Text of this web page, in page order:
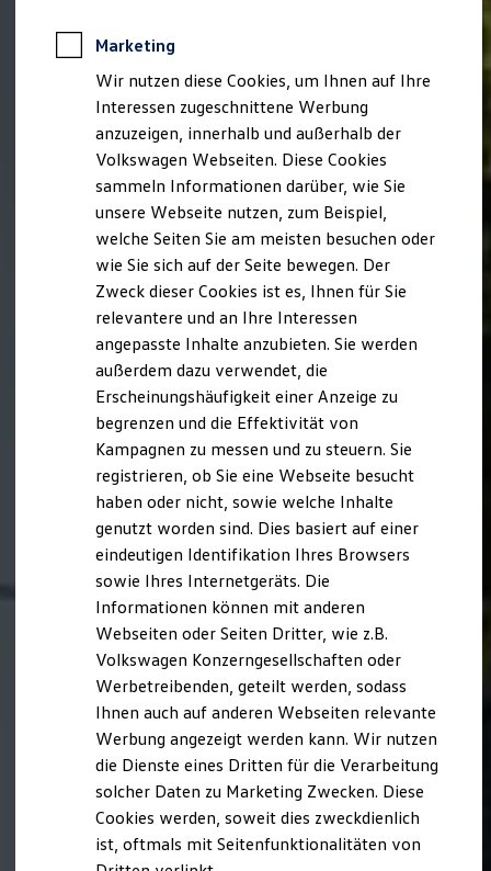
Notdienst und Pannenhilfe
Software, Konnektivität & Apps
California App
VW Connect für Ihren ID. Buzz
VW Connect für Ihren Transporter/Caravelle
VW Connect für Ihren Amarok
VW Connect für andere Modelle
Connect Pro
Fleet Interface Data
Multistop Pathfinder
Übersicht Software Updates
Digitales Bordbuch
Fahrerassistenz- und Sicherheitssysteme
Kontrollleuchten
Batterieverordnung
XTL-Dieselkraftstoff
Ersatzteile und Betriebsflüssigkeiten
Original Zubehör und Lifestyle Produkte
myVolkswagen
myVolkswagen Business
Elektrisch & Autonom
Elektro - & Hybridfahrzeuge
Unser Ansatz
Klimafreundlicher Strom
Reichweite & Ladelösungen
Reichweitensimulator
Ladezeitensimulator
Ladelösungen für Privatkunden
Ladelösungen für Gewerbekunden
Bidirektionales Laden
Förderung & Kosten der Elektrofahrzeuge
Fördermöglichkeiten für Privatkunden
Kostensimulator
Autonomes Fahren
Mehr zum ID. Buzz
California Welt
California Club
California Magazin & Ratgeber
Marketing
Wir nutzen diese Cookies, um Ihnen auf Ihre
Interessen zugeschnittene Werbung
anzuzeigen, innerhalb und außerhalb der
Volkswagen Webseiten. Diese Cookies
sammeln Informationen darüber, wie Sie
unsere Webseite nutzen, zum Beispiel,
welche Seiten Sie am meisten besuchen oder
wie Sie sich auf der Seite bewegen. Der
Zweck dieser Cookies ist es, Ihnen für Sie
relevantere und an Ihre Interessen
angepasste Inhalte anzubieten. Sie werden
außerdem dazu verwendet, die
Erscheinungshäufigkeit einer Anzeige zu
begrenzen und die Effektivität von
Kampagnen zu messen und zu steuern. Sie
registrieren, ob Sie eine Webseite besucht
haben oder nicht, sowie welche Inhalte
genutzt worden sind. Dies basiert auf einer
eindeutigen Identifikation Ihres Browsers
sowie Ihres Internetgeräts. Die
Informationen können mit anderen
Webseiten oder Seiten Dritter, wie z.B.
Volkswagen Konzerngesellschaften oder
Werbetreibenden, geteilt werden, sodass
Ihnen auch auf anderen Webseiten relevante
Werbung angezeigt werden kann. Wir nutzen
die Dienste eines Dritten für die Verarbeitung
solcher Daten zu Marketing Zwecken. Diese
Cookies werden, soweit dies zweckdienlich
ist, oftmals mit Seitenfunktionalitäten von